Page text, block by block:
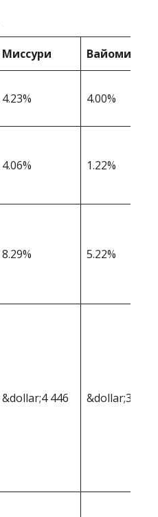
Миссури Вайоминг
4.23% 4.00%
4.06% 1.22%
8.29% 5.22%
&dollar;4 446 &dollar;3 080